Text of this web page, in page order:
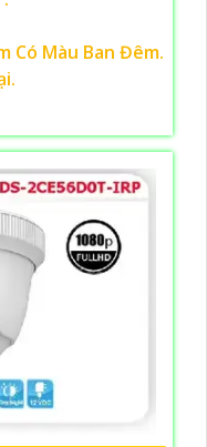
Có Màu Ban Đêm.